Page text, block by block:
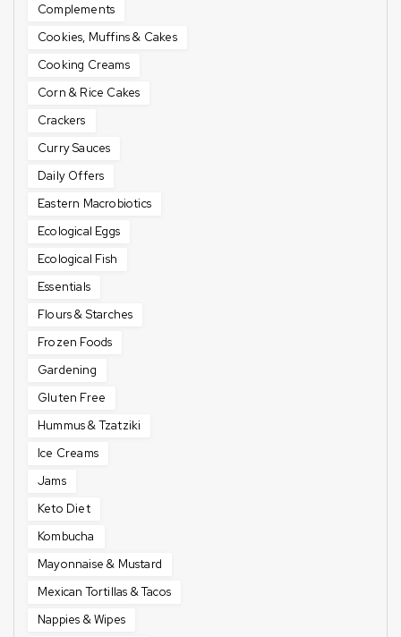
Complements
Cookies, Muffins & Cakes
Cooking Creams
Corn & Rice Cakes
Crackers
Curry Sauces
Daily Offers
Eastern Macrobiotics
Ecological Eggs
Ecological Fish
Essentials
Flours & Starches
Frozen Foods
Gardening
Gluten Free
Hummus & Tzatziki
Ice Creams
Jams
Keto Diet
Kombucha
Mayonnaise & Mustard
Mexican Tortillas & Tacos
Nappies & Wipes